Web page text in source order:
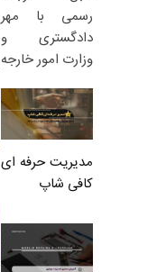
رسمی با مهر
دادگستری و
وزارت امور خارجه
مدیریت حرفه ای
کافی شاپ